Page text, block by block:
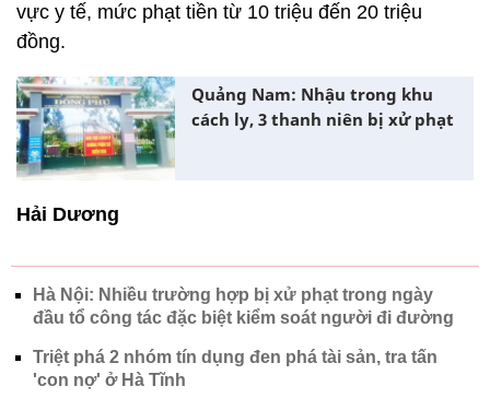
vực y tế, mức phạt tiền từ 10 triệu đến 20 triệu
đồng.
Quảng Nam: Nhậu trong khu
cách ly, 3 thanh niên bị xử phạt
Hải Dương
Hà Nội: Nhiều trường hợp bị xử phạt trong ngày
đầu tổ công tác đặc biệt kiểm soát người đi đường
Triệt phá 2 nhóm tín dụng đen phá tài sản, tra tấn
'con nợ' ở Hà Tĩnh